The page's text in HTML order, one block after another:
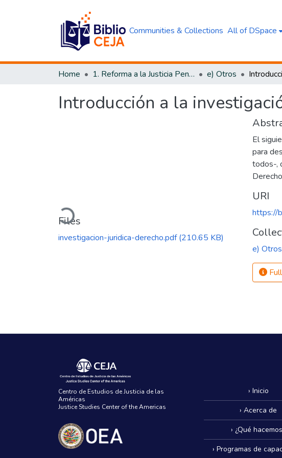
Communities & Collections All of DSpace
Home 1. Reforma a la Justicia Penal e) Otros
Introducción a la
Loading...
Files
investigacion-juridica-derecho.pdf(210.65 KB)
El
para
todos-,
URI
https://
e) Otros
Centro de Estudios de Justicia de las
Américas
Justice Studies Center of the Americas
› Inicio
› Acerca de
› ¿Qué
› Programas de